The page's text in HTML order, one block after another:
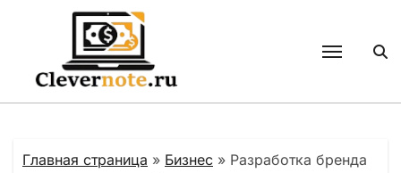
содержанию
Главная страница » Бизнес » Разработка бренда